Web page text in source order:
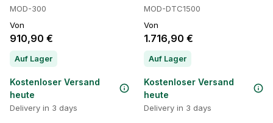
MOD-300
Von
910,90 €
Auf Lager
Kostenloser Versand
heute
Delivery in 3 days
MOD-DTC1500
Von
1.716,90 €
Auf Lager
Kostenloser Versand
heute
Delivery in 3 days